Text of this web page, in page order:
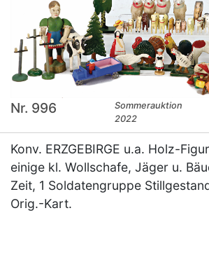
Nr. 996
Sommerauktion
2022
Konv. ERZGEBIRGE u.a. Holz-
einige kl. Wollschafe, Jäger u.
Zeit, 1 Soldatengruppe
Orig.-Kart.